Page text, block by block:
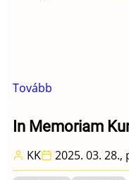
Tovább
In Memoriam
KK 2025. 03. 28.,